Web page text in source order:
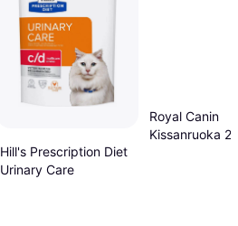
Hill's Prescription Diet
Urinary Care
Royal Canin
Kissanruoka 2